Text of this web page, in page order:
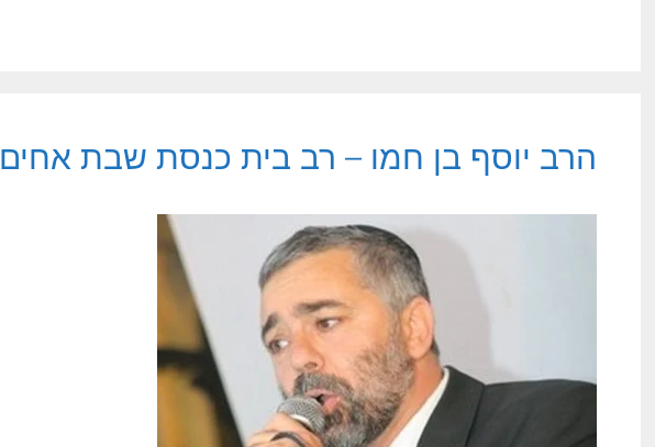
הרב יוסף בן חמו – רב בית כנסת שבת אחים